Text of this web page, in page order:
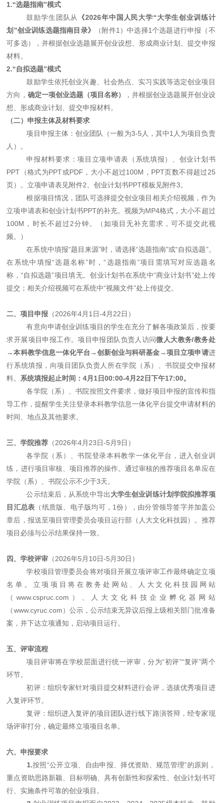
1.“选题指南”模式
鼓励学生团队从
《2026年中国人民大学“大学生创业训练计
划”创业训练选题指南目录》
（附件1）中选择1个选题进行申报（不
可多选），并根据创业选题展开创业设想、形成商业计划、提交申报
材料。
2.“自拟选题”模式
鼓励学生依托创业兴趣、社会热点、实习实践等选定创业项目
方向， 确定一项创业选题（项目名称）
，并根据创业选题展开创业设
想、形成商业计划、提交申报材料。
（二）申报主体及材料要求
项目申报主体：创业团队（一般为3-5人，其中1人为项目负责
人）。
申报材料要求：项目立项申请表（系统填报）、创业计划书
PPT（格式为PPT或PDF，大小不超过100M ， PPT页数不得超过25
页）。立项申请表见附件2、创业计划书PPT模板见附件3。
根据项目情况，团队可选择提交创业项目相关介绍视频，作为
立项申请表和创业计划书PPT的补充。视频为MP4格式，大小不超过
100M ，时长不超过2分钟。（如项目无补充需求，可不提交此视
频。）
在系统中填报“题目来源”时，请选择“选题指南”或“自拟选题”。
在系统中填报“选题名称”时，“选题指南”项目需填写对应选题名
称，“自拟选题”项目填无。创业计划书在系统中“商业计划书”处上传
提交；相关介绍视频可在系统中“视频文件”处上传提交。
二、项目申报 （2026年4月1日-4月22日）
有意向申请创业训练项目的学生在充分了解各项政策后，按要
求开展项目申报工作。项目申报团队负责人访问微人大教务/教务处
→本科教学信息一体化平台→创新创业与科研基金→项目立项申请进
行系统填报，向项目团队负责人所在学院（系）、书院提交申报材
料。 系统填报起止时间：4月1日00:00-4月22日下午17:00。
各学院（系）、书院按照文件要求，做好项目申报的宣传和指
导工作，提醒学生关注登录本科教学信息一体化平台提交申请材料的
时间、地点及其他要求。
三、学院推荐 （2026年4月23日-5月9日）
各学院（系）、书院登录本科教学一体化平台，进入创业训
练，进行项目审核、项目推荐的操作。通过审核的推荐项目名单应在
学院（系）、书院公示不少于3天。
公示结束后，从系统中导出大学生创业训练计划学院拟推荐项
目汇总表 （纸质版、电子版均可， 1份），由分管领导签字并加盖公
章后，报送至项目管理委员会项目运行部（人大文化科技园）。推荐
项目必须与公示结果保持一致。
四、学校评审 （2026年5月10日-5月30日）
学校项目管理委员会将对项目开展立项评审工作最终确定立项
名单。立项项目将在教务处网站、人大文化科技园网站
（www.cspruc.com ）、人大文化科技企业孵化器网站
（www.cyruc.com）公示，公示结束无异议后报上级相关部门批准备
案，并下达立项通知，启动项目运行。
五、评审流程
项目评审将在学校层面进行统一评审，分为“初评”“复评”两个
环节。
初评：组织专家针对项目提交材料进行会评，选拔优秀项目进
入复评环节。
复评：组织进入复评的项目团队进行线下路演答辩，经专家现
场评审打分，确定最终立项项目名单。
六、申报要求
1.按照“公开立项、自由申报、择优资助、规范管理”的原则，
重点资助思路新颖、目标明确、具有创新性和探索性、创业计划书可
行、实施条件可靠的创业项目。